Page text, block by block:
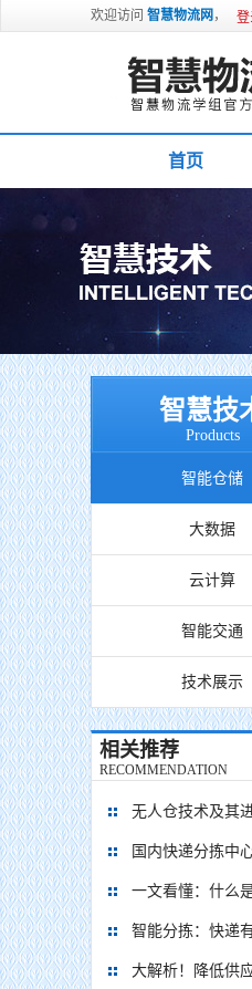
欢迎访问 智慧物流网 ，
首页
智慧技
Products
智能仓储
大数据
云计算
智能交通
技术展示
相关推荐
RECOMMENDATION
无人仓技术及其
国内快递分拣中